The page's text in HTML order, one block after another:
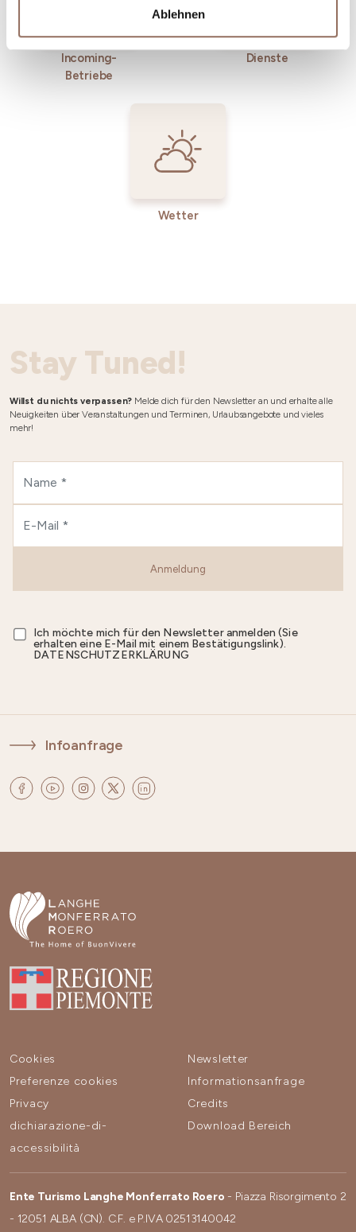
Ablehnen
Incoming-
Betriebe
Dienste
Wetter
Stay Tuned!
Willst du nichts verpassen? Melde dich für den Newsletter an und erhalte alle
Neuigkeiten über Veranstaltungen und Terminen, Urlaubsangebote und vieles
mehr!
Anmeldung
Ich möchte mich für den Newsletter anmelden (Sie
erhalten eine E-Mail mit einem Bestätigungslink).
DATENSCHUTZERKLÄRUNG
Infoanfrage
Cookies
Preferenze cookies
Privacy
dichiarazione-di-
accessibilità
Newsletter
Informationsanfrage
Credits
Download Bereich
Ente Turismo Langhe Monferrato Roero - Piazza Risorgimento 2
- 12051 ALBA (CN). C.F. e P.IVA 02513140042